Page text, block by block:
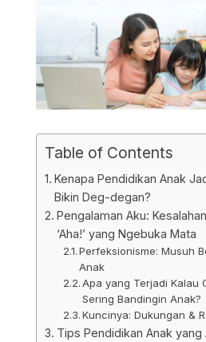
Table of Contents
Kenapa Pendidikan Anak
Bikin Deg-degan?
Pengalaman Aku:
‘Aha!’ yang Ngebuka Mata
Perfeksionisme: Musuh
Anak
Apa yang Terjadi Kalau
Sering Bandingin Anak?
Kuncinya: Dukungan &
Tips Pendidikan Anak yang